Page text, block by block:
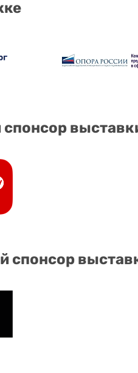
спонсор
спонсор